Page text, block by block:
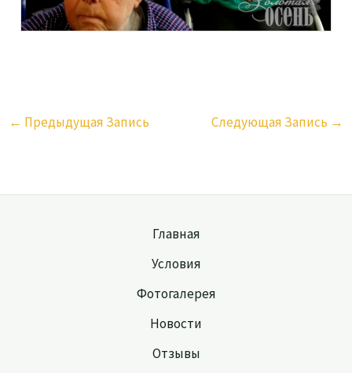
← Предыдущая Запись Следующая Запись →
Главная
Условия
Фотогалерея
Новости
Отзывы